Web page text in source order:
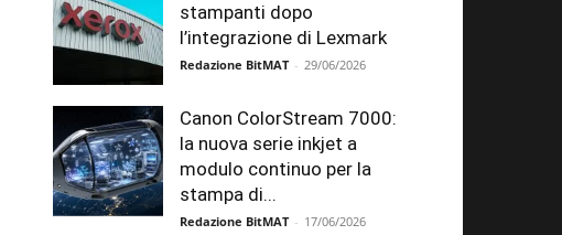
stampanti dopo
l’integrazione di Lexmark
Redazione BitMAT - 29/06/2026
Canon ColorStream 7000:
la nuova serie inkjet a
modulo continuo per la
stampa di...
Redazione BitMAT - 17/06/2026